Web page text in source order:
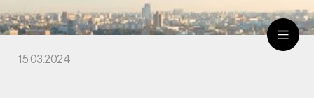
15.03.2024